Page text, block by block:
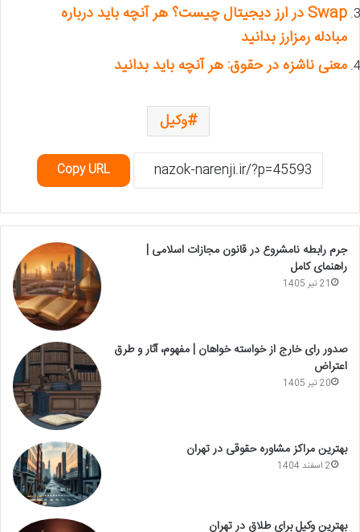
Swap در ارز دیجیتال چیست؟ هر آنچه باید درباره
مبادله رمزارز بدانید
معنی ناشزه در حقوق: هر آنچه باید بدانید
وکیل
Copy URL
جرم رابطه نامشروع در قانون مجازات اسلامی |
راهنمای کامل
21 تیر 1405
صدور رای خارج از خواسته خواهان | مفهوم، آثار و طرق
اعتراض
20 تیر 1405
بهترین مراکز مشاوره حقوقی در تهران
2 اسفند 1404
بهترین وکیل برای طلاق در تهران